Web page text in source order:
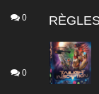
0
0